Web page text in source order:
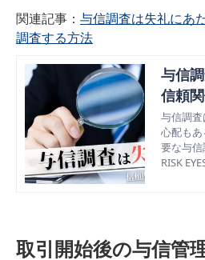
関連記事： 与信調査は失礼にあ
調査する方法
与信
信頼
方法
与信調
心配も
要な与信
されませ
RISK
取引開始後の与信管